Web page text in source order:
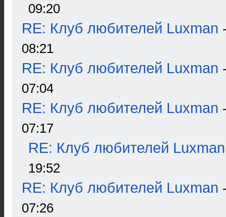
09:20
RE: Клуб любителей Luxman
08:21
RE: Клуб любителей Luxman
07:04
RE: Клуб любителей Luxman
07:17
RE: Клуб любителей Luxman
19:52
RE: Клуб любителей Luxman
07:26